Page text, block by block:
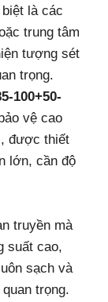
là các
trung tâm
tượng sét
trọng.
100+50-
vệ cao
được thiết
lớn, cần độ
truyền mà
suất cao,
sạch và
trọng.